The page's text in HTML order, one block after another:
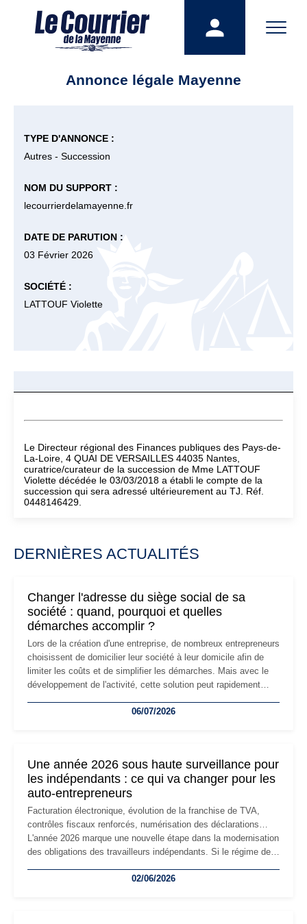
Annonce légale Mayenne
TYPE D'ANNONCE :
Autres - Succession
NOM DU SUPPORT :
lecourrierdelamayenne.fr
DATE DE PARUTION :
03 Février 2026
SOCIÉTÉ :
LATTOUF Violette
Le Directeur régional des Finances publiques des Pays-de-
La-Loire, 4 QUAI DE VERSAILLES 44035 Nantes,
curatrice/curateur de la succession de Mme LATTOUF
Violette décédée le 03/03/2018 a établi le compte de la
succession qui sera adressé ultérieurement au TJ. Réf.
0448146429.
DERNIÈRES ACTUALITÉS
Changer l'adresse du siège social de sa
société : quand, pourquoi et quelles
démarches accomplir ?
Lors de la création d'une entreprise, de nombreux entrepreneurs
choisissent de domicilier leur société à leur domicile afin de
limiter les coûts et de simplifier les démarches. Mais avec le
développement de l'activité, cette solution peut rapidement
professionnels, recrutement, image de marque… Le
06/07/2026
Une année 2026 sous haute surveillance pour
les indépendants : ce qui va changer pour les
auto-entrepreneurs
Facturation électronique, évolution de la franchise de TVA,
contrôles fiscaux renforcés, numérisation des déclarations…
L'année 2026 marque une nouvelle étape dans la modernisation
des obligations des travailleurs indépendants. Si le régime de
les auto-entrepreneurs devront s'adapter à un environnement
02/06/2026